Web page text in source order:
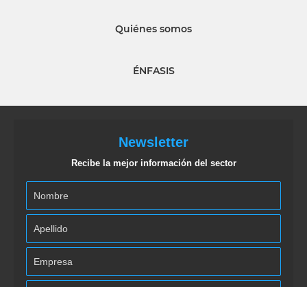
Quiénes somos
ÉNFASIS
Newsletter
Recibe la mejor información del sector